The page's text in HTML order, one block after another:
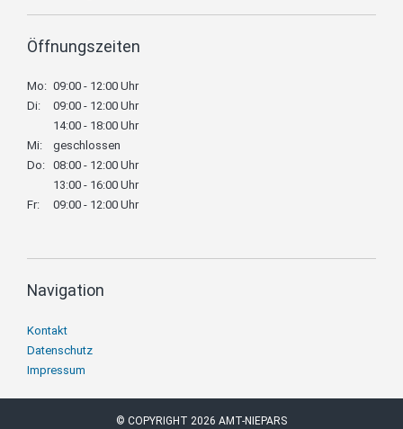
Öffnungszeiten
Mo: 09:00 - 12:00 Uhr
Di:
09:00 - 12:00 Uhr
14:00 - 18:00 Uhr
Mi:
geschlossen
Do: 08:00 - 12:00 Uhr
13:00 - 16:00 Uhr
Fr:
09:00 - 12:00 Uhr
Navigation
Navigation
überspringen
Kontakt
Datenschutz
Impressum
© COPYRIGHT 2026 AMT-NIEPARS